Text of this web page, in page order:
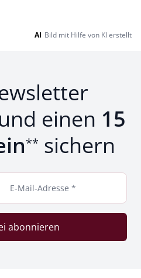
AI Bild mit Hilfe von KI erstellt
einen 15
** sichern
E-Mail-Adresse *
abonnieren